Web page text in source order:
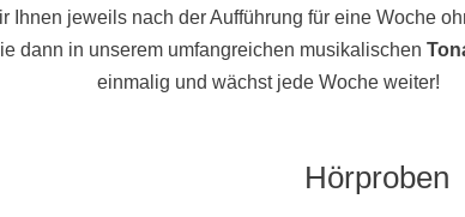
Ihnen jeweils nach der Aufführung für eine Woche
dann in unserem umfangreichen musikalischen
einmalig und wächst jede Woche weiter!
Hörproben